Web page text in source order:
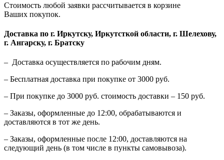
Стоимость любой заявки рассчитывается в корзине
Ваших покупок.
Доставка по г. Иркутску, Иркутсткой области, г. Шелехову,
г. Ангарску, г. Братску
– Доставка осуществляется по рабочим дням.
– Бесплатная доставка при покупке от 3000 руб.
– При покупке до 3000 руб. стоимость доставки – 150 руб.
– Заказы, оформленные до 12:00, обрабатываются и
доставляются в тот же день.
– Заказы, оформленные после 12:00, доставляются на
следующий день (в том числе в пункты самовывоза).